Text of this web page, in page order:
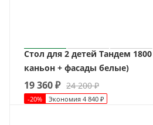
Стол для 2 детей Тандем
каньон + фасады белые)
19 360₽ 24 200₽
-20% Экономия 4 840 ₽